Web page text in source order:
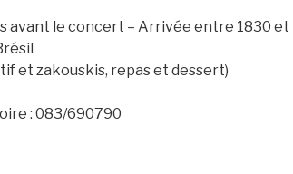
avant le concert – Arrivée entre 1830 et
et zakouskis, repas et dessert)
: 083/690790